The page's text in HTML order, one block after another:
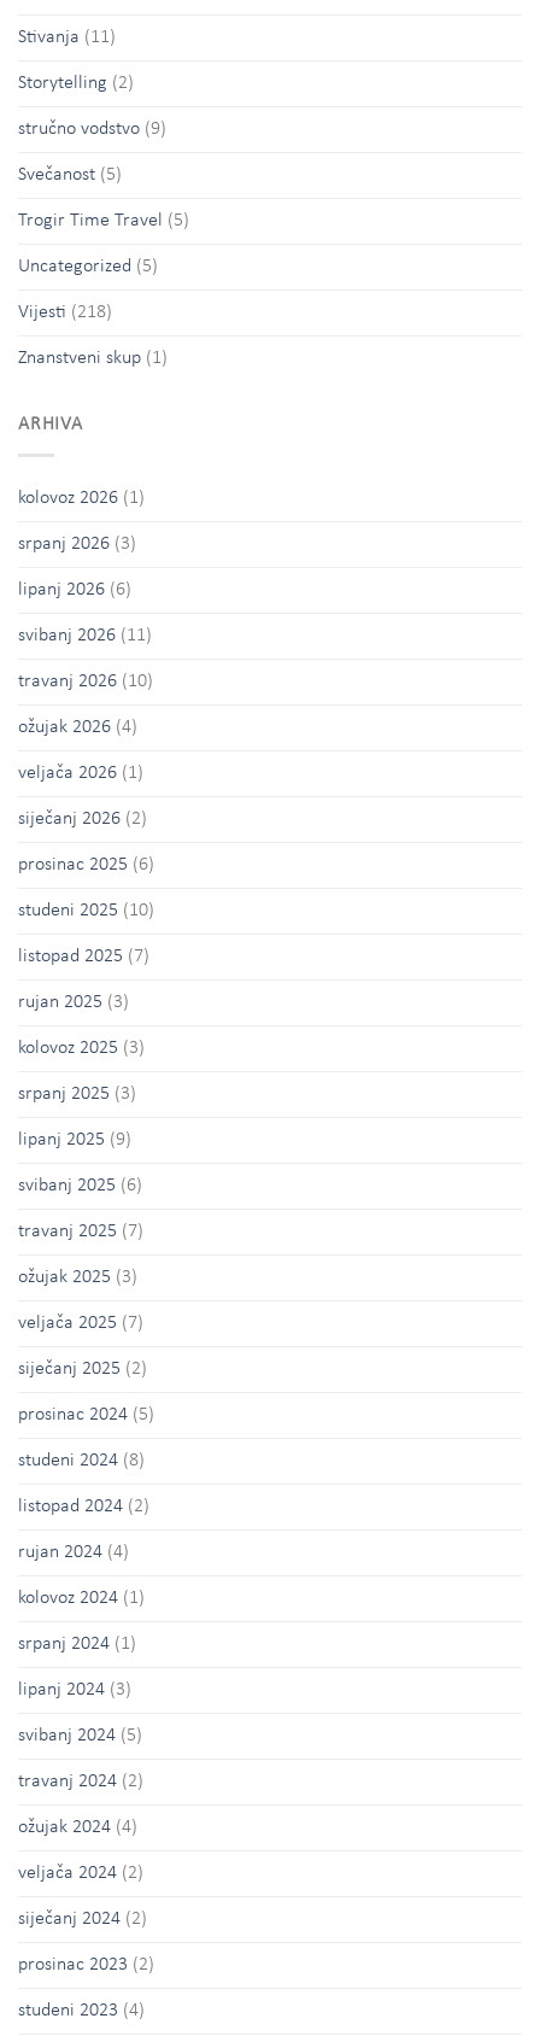
Stivanja (11)
Storytelling (2)
stručno vodstvo (9)
Svečanost (5)
Trogir Time Travel (5)
Uncategorized (5)
Vijesti (218)
Znanstveni skup (1)
ARHIVA
kolovoz 2026 (1)
srpanj 2026 (3)
lipanj 2026 (6)
svibanj 2026 (11)
travanj 2026 (10)
ožujak 2026 (4)
veljača 2026 (1)
siječanj 2026 (2)
prosinac 2025 (6)
studeni 2025 (10)
listopad 2025 (7)
rujan 2025 (3)
kolovoz 2025 (3)
srpanj 2025 (3)
lipanj 2025 (9)
svibanj 2025 (6)
travanj 2025 (7)
ožujak 2025 (3)
veljača 2025 (7)
siječanj 2025 (2)
prosinac 2024 (5)
studeni 2024 (8)
listopad 2024 (2)
rujan 2024 (4)
kolovoz 2024 (1)
srpanj 2024 (1)
lipanj 2024 (3)
svibanj 2024 (5)
travanj 2024 (2)
ožujak 2024 (4)
veljača 2024 (2)
siječanj 2024 (2)
prosinac 2023 (2)
studeni 2023 (4)